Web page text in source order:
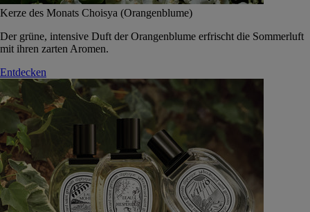
Kerze des Monats Choisya (Orangenblume)
Der grüne, intensive Duft der Orangenblume erfrischt die Sommerluft
mit ihren zarten Aromen.
Entdecken